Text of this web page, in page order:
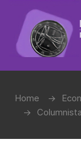
Home